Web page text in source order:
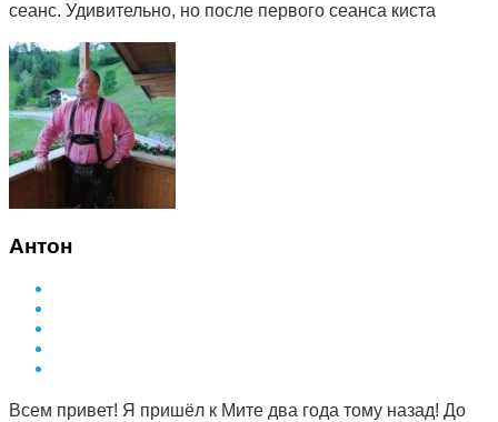
сеанс. Удивительно, но после первого сеанса киста
стала мягкой. Я стала посещать сеансы по назначению
Дмитрия и спустя 3 месяца она полностью рассосалась.
Как это работает, вообще не понимаю. То чего
лекарства не смогли седлать за полтора года, смог
сделать Дмитрий и за такой небольшой срок. Врач в
поликлинике сказал, что мне просто повезло и я на
опытного специалиста наткнулась. А ещё говорят, что
Антон
Всем привет! Я пришёл к Мите два года тому назад! До